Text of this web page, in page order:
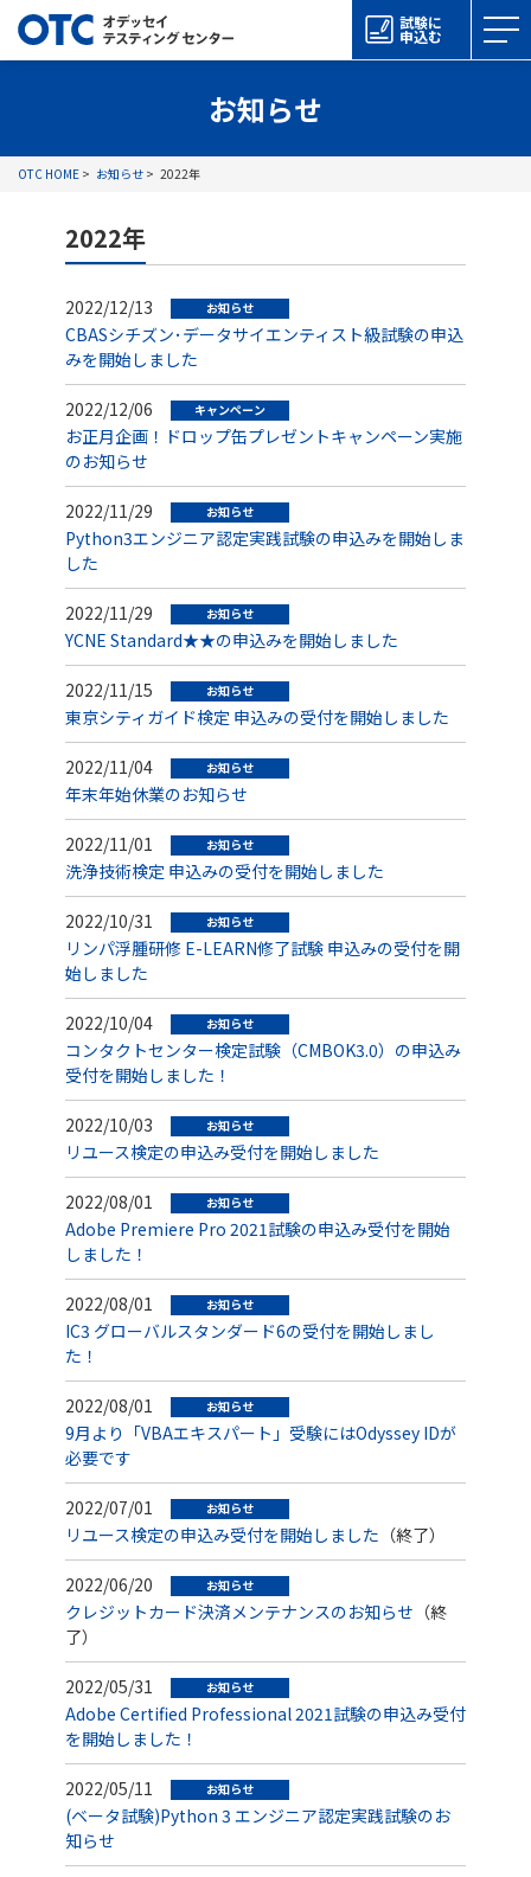
試験に
申込む
お知らせ
OTC HOME お知らせ 2022年
2022年
2022/12/13 お知らせ
CBASシチズン･データサイエンティスト級試験の申込
みを開始しました
2022/12/06 キャンペーン
お正月企画！ドロップ缶プレゼントキャンペーン実施
のお知らせ
2022/11/29 お知らせ
Python3エンジニア認定実践試験の申込みを開始しま
した
2022/11/29 お知らせ
YCNE Standard★★の申込みを開始しました
2022/11/15 お知らせ
東京シティガイド検定 申込みの受付を開始しました
2022/11/04 お知らせ
年末年始休業のお知らせ
2022/11/01 お知らせ
洗浄技術検定 申込みの受付を開始しました
2022/10/31 お知らせ
リンパ浮腫研修 E-LEARN修了試験 申込みの受付を開
始しました
2022/10/04 お知らせ
コンタクトセンター検定試験（CMBOK3.0）の申込み
受付を開始しました！
2022/10/03 お知らせ
リユース検定の申込み受付を開始しました
2022/08/01 お知らせ
Adobe Premiere Pro 2021試験の申込み受付を開始
しました！
2022/08/01 お知らせ
IC3 グローバルスタンダード6の受付を開始しまし
た！
2022/08/01 お知らせ
9月より「VBAエキスパート」受験にはOdyssey IDが
必要です
2022/07/01 お知らせ
リユース検定の申込み受付を開始しました （終了）
2022/06/20 お知らせ
クレジットカード決済メンテナンスのお知らせ （終
了）
2022/05/31 お知らせ
Adobe Certified Professional 2021試験の申込み受付
を開始しました！
2022/05/11 お知らせ
(ベータ試験)Python 3 エンジニア認定実践試験のお
知らせ